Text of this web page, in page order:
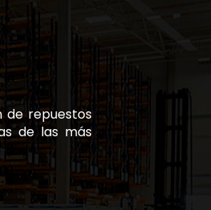
de repuestos
de las más